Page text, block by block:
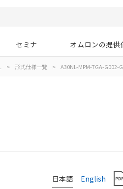
セミナ オムロンの提供
> 形式仕様一覧 > A30NL-MPM-TGA-G002-
日本語 English